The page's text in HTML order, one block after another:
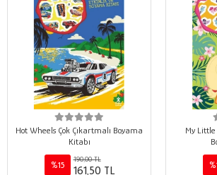
Hot Wheels Çok Çıkartmalı Boyama
Kitabı
%15
190,00 TL
161,50 TL
My Little